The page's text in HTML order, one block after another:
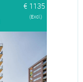
€ 1135
(Excl.)